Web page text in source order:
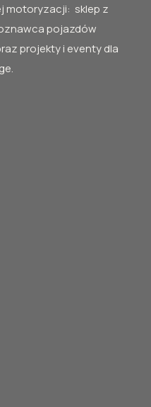
motoryzacji: sklep z
pojazdów
projekty i eventy dla